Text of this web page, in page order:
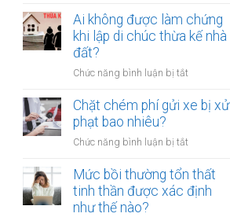
rơm,
rạ
sắt
xử
nào?
Ai không được làm chứng
khi lập di chúc thừa kế nhà
đất?
Chức năng bình luận bị tắt
không
chứng
lập
di
Chặt chém phí gửi xe bị xử
phạt bao nhiêu?
Chức năng bình luận bị tắt
chém
phí
gửi
Mức bồi thường tổn thất
tinh thần được xác định
như thế nào?